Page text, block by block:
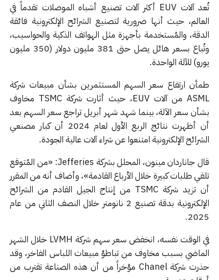
تُعد آلات EUV أكثر آلات تصنيع أشباه الموصلات تقدماً في
حيث أنها ضرورية لتصنيع الشرائح الإلكترونية فائقة
والمُستخدمة بأجهزة مثل الهواتف الذكية والحواسيب،
وتُباع بسعر هائل يصل حتى 381 مليون دولار (350 مليون
للآلة الواحدة.
ارتفاع سعر السهم المستثمرين بشأن مبيعات شركة
ASML من آلات EUV، حيث أثارت شركة TSMC مخاوف
سعر الآلة، بينما شهد شهر أبريل تراجع سعر السهم بعد
أن أظهرت نتائج الربع الأول لعام 2024 أن كبار مصنعي
الإلكترونية امتنعوا عن شراء آلات عالية الجودة.
قال جاناردان مينون، المحلل بشركة Jefferies: «من المُتوقع
طلبات كبيرة خلال الأرباع القادمة»، وأضاف أنه من المقرر
أن تزيد شركة TSMC من إنتاج الجيل القادم من الشرائح
الإلكترونية بدقة تصنيع 2 نانومتر خلال النصف الثاني من عام
في الوقت نفسه، انخفض سعر سهم شركة LVMH خلال الشهر
بسبب مخاوف من تباطؤ مبيعات اللباس الفاخر، وقد
حذرت شركة Chanel مؤخراً من أن هذه الصناعة تقترب من